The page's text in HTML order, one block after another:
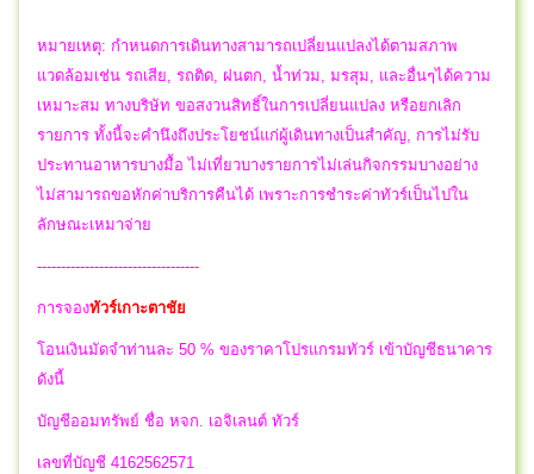
หมายเหตุ: กำหนดการเดินทางสามารถเปลี่ยนแปลงได้ตามสภาพ
แวดล้อมเช่น รถเสีย, รถติด, ฝนตก, น้ำท่วม, มรสุม, และอื่นๆได้ความ
เหมาะสม ทางบริษัท ขอสงวนสิทธิ์ในการเปลี่ยนแปลง หรือยกเลิก
รายการ ทั้งนี้จะคำนึงถึงประโยชน์แก่ผู้เดินทางเป็นสำคัญ, การไม่รับ
ประทานอาหารบางมื้อ ไม่เที่ยวบางรายการไม่เล่นกิจกรรมบางอย่าง
ไม่สามารถขอหักค่าบริการคืนได้ เพราะการชำระค่าทัวร์เป็นไปใน
ลักษณะเหมาจ่าย
----------------------------------
การจองทัวร์เกาะตาชัย
โอนเงินมัดจำท่านละ 50 % ของราคาโปรแกรมทัวร์ เข้าบัญชีธนาคาร
ดังนี้
บัญชีออมทรัพย์ ชื่อ หจก. เอจิเลนต์ ทัวร์
เลขที่บัญชี 4162562571